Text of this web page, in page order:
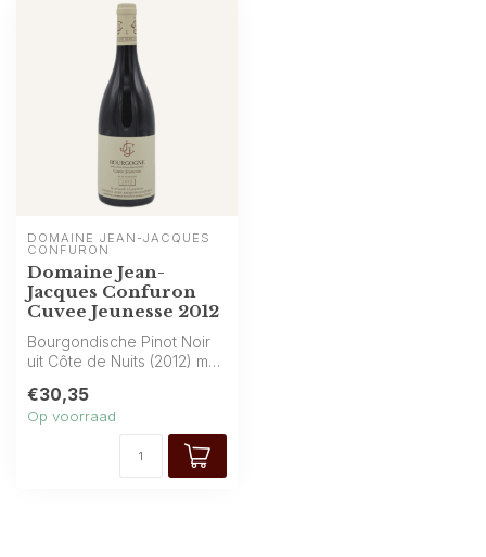
DOMAINE JEAN-JACQUES
CONFURON
Domaine Jean-
Jacques Confuron
Cuvee Jeunesse 2012
Bourgondische Pinot Noir
uit Côte de Nuits (2012) met
€30,35
Op voorraad